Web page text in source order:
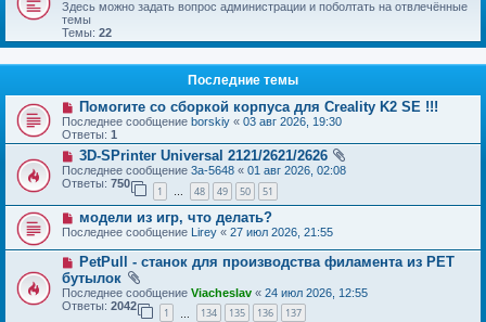
Здесь можно задать вопрос администрации и поболтать на отвлечённые
темы
Темы: 22
Последние темы
Помогите со сборкой корпуса для Creality K2 SE !!!
Последнее сообщение borskiy « 03 авг 2026, 19:30
Ответы: 1
3D-SPrinter Universal 2121/2621/2626
Последнее сообщение 3a-5648 « 01 авг 2026, 02:08
Ответы: 750
1 … 48 49 50 51
модели из игр, что делать?
Последнее сообщение Lirey « 27 июл 2026, 21:55
PetPull - cтанок для производства филамента из PET
бутылок
Последнее сообщение Viacheslav « 24 июл 2026, 12:55
Ответы: 2042
1 134 135 136 137